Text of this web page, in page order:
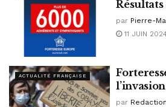
Résultats
par Pierre-
11 JUIN
ACTUALITÉ FRANÇAISE
par